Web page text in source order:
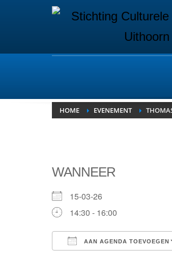
HOME EVENEMENT
WANNEER
15-03-26
14:30 - 16:00
AAN AGENDA TOEVOEGEN